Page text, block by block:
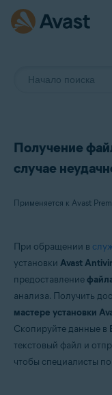
Получение
случае
Продукты:
Avast Free Antivirus
Операционные
Microsoft Windows 11
Microsoft Windows 10
разрядная версия
При обращении в
установки Avast
предоставление
анализа. Получить
мастере установки
Скопируйте данные в
текстовый файл и
чтобы специалисты